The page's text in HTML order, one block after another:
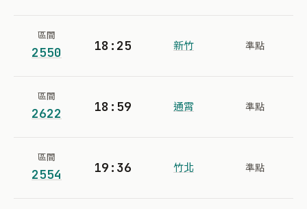
區間
2550 18:25 新竹 準點
區間
2622 18:59 通霄 準點
區間
2554 19:36 竹北 準點